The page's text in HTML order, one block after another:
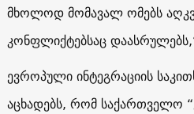
მხოლოდ მომავალ ომებს
კონფლიქტებსაც
ევროპული ინტეგრაციის
აცხადებს, რომ საქართველო